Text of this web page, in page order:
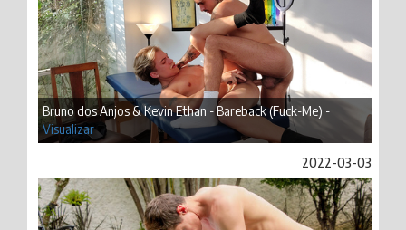
Bruno dos Anjos & Kevin Ethan - Bareback (Fuck-Me) -
Visualizar
2022-03-03